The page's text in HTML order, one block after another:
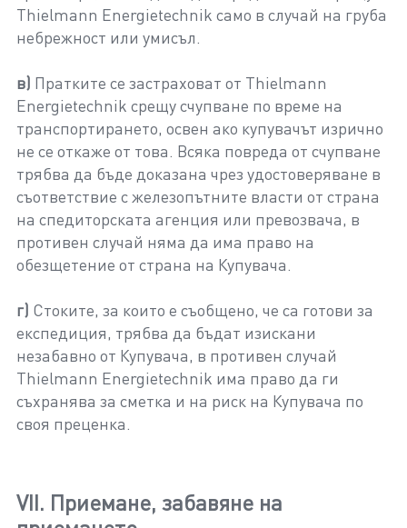
Thielmann Energietechnik само в случай на груба
небрежност или умисъл.
в) Пратките се застраховат от Thielmann
Energietechnik срещу счупване по време на
транспортирането, освен ако купувачът изрично
не се откаже от това. Всяка повреда от счупване
трябва да бъде доказана чрез удостоверяване в
съответствие с железопътните власти от страна
на спедиторската агенция или превозвача, в
противен случай няма да има право на
обезщетение от страна на Купувача.
г) Стоките, за които е съобщено, че са готови за
експедиция, трябва да бъдат изискани
незабавно от Купувача, в противен случай
Thielmann Energietechnik има право да ги
съхранява за сметка и на риск на Купувача по
своя преценка.
VII. Приемане, забавяне на